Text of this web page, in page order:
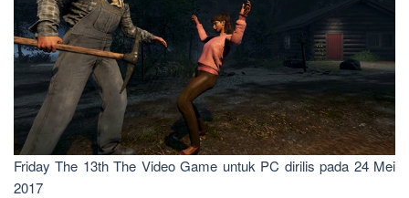
Friday The 13th The Video Game untuk PC dirilis pada 24 Mei
2017